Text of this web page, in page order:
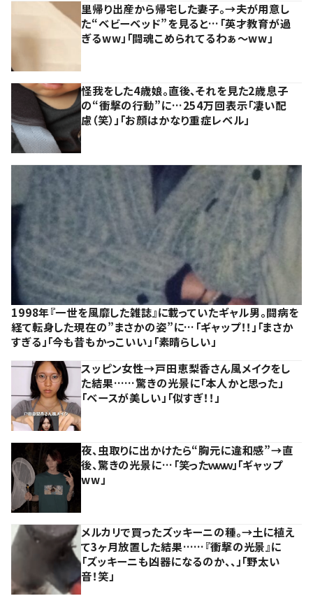
里帰り出産から帰宅した妻子。→夫が用意し
た“ベビーベッド”を見ると…「英才教育が過
ぎるww」「闘魂こめられてるわぁ～ww」
怪我をした4歳娘。直後、それを見た2歳息子
の“衝撃の行動”に…254万回表示「凄い配
慮（笑）」「お顔はかなり重症レベル」
1998年『一世を風靡した雑誌』に載っていたギャル男。闘病を
経て転身した現在の”まさかの姿”に…「ギャップ！！」「まさか
すぎる」「今も昔もかっこいい」「素晴らしい」
スッピン女性→戸田恵梨香さん風メイクをし
た結果……驚きの光景に「本人かと思った」
「ベースが美しい」「似すぎ！！」
夜、虫取りに出かけたら“胸元に違和感”→直
後、驚きの光景に…「笑ったｗｗｗ」「ギャップ
ww」
メルカリで買ったズッキーニの種。→土に植え
て3ヶ月放置した結果……『衝撃の光景』に
「ズッキーニも凶器になるのか、、」「野太い
音！笑」